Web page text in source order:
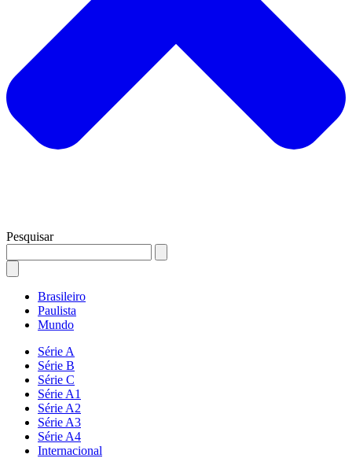
Pesquisar
Brasileiro
Paulista
Mundo
Série A
Série B
Série C
Série A1
Série A2
Série A3
Série A4
Internacional